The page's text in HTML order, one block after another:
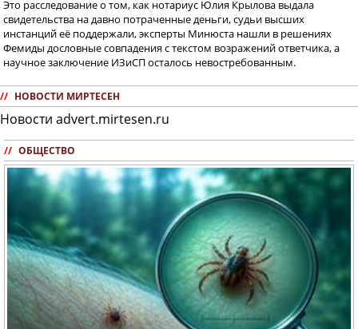
Это расследование о том, как нотариус Юлия Крылова выдала
свидетельства на давно потраченные деньги, судьи высших
инстанций её поддержали, эксперты Минюста нашли в решениях
Фемиды дословные совпадения с текстом возражений ответчика, а
научное заключение ИЗиСП осталось невостребованным.
// НОВОСТИ МИРТЕСЕН
Новости advert.mirtesen.ru
// ОБЩЕСТВО